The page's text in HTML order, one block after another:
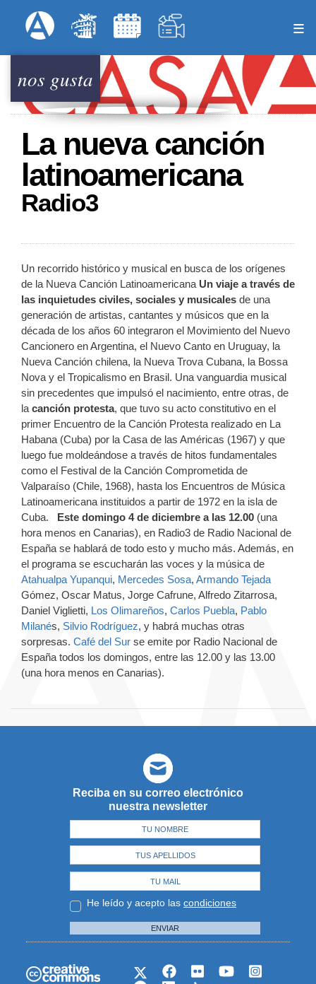
al
principal
Menú Superior
nos gusta
La nueva canción
latinoamericana
Radio3
Un recorrido histórico y musical en busca de los orígenes
de la Nueva Canción Latinoamericana Un viaje a través de
las inquietudes civiles, sociales y musicales de una
generación de artistas, cantantes y músicos que en la
década de los años 60 integraron el Movimiento del Nuevo
Cancionero en Argentina, el Nuevo Canto en Uruguay, la
Nueva Canción chilena, la Nueva Trova Cubana, la Bossa
Nova y el Tropicalismo en Brasil. Una vanguardia musical
sin precedentes que impulsó el nacimiento, entre otras, de
la canción protesta, que tuvo su acto constitutivo en el
primer Encuentro de la Canción Protesta realizado en La
Habana (Cuba) por la Casa de las Américas (1967) y que
luego fue moldeándose a través de hitos fundamentales
como el Festival de la Canción Comprometida de
Valparaíso (Chile, 1968), hasta los Encuentros de Música
Latinoamericana instituidos a partir de 1972 en la isla de
Cuba. Este domingo 4 de diciembre a las 12.00 (una
hora menos en Canarias), en Radio3 de Radio Nacional de
España se hablará de todo esto y mucho más. Además, en
el programa se escucharán las voces y la música de
Atahualpa Yupanqui, Mercedes Sosa, Armando Tejada
Gómez, Oscar Matus, Jorge Cafrune, Alfredo Zitarrosa,
Daniel Viglietti, Los Olimareños, Carlos Puebla, Pablo
Milanés, Silvio Rodríguez, y habrá muchas otras
sorpresas. Café del Sur se emite por Radio Nacional de
España todos los domingos, entre las 12.00 y las 13.00
(una hora menos en Canarias).
Reciba en su correo electrónico
nuestra newsletter
He leído y acepto las condiciones
ENVIAR